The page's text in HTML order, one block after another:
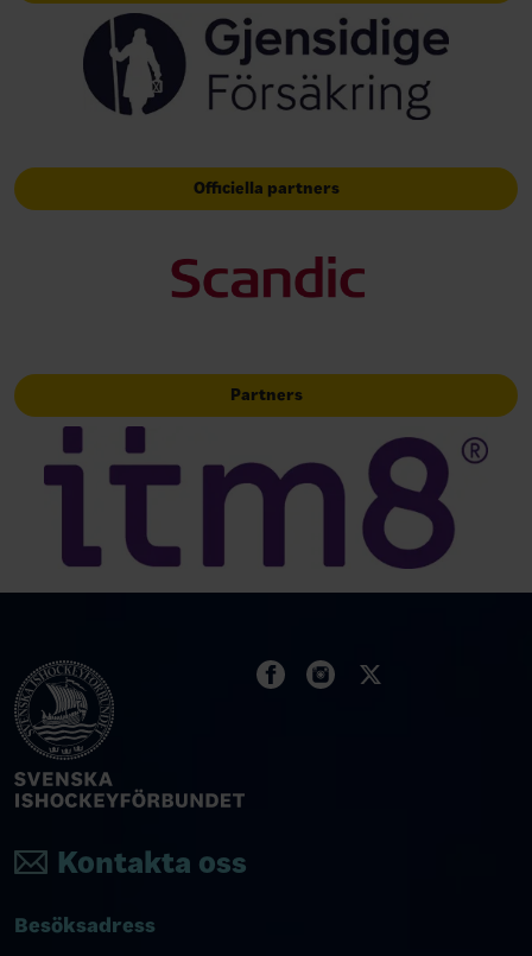
Officiella partners
Partners
Kontakta oss
Besöksadress